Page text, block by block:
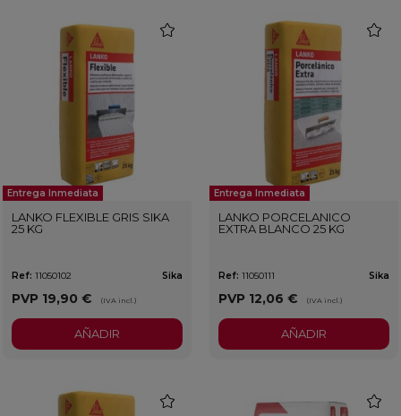
Entrega Inmediata
LANKO FLEXIBLE GRIS SIKA
25 KG
Ref: 11050102 Sika
PVP 19,90 € (IVA incl.)
AÑADIR
Entrega Inmediata
LANKO PORCELANICO
EXTRA BLANCO 25 KG
Ref: 11050111 Sika
PVP 12,06 € (IVA incl.)
AÑADIR